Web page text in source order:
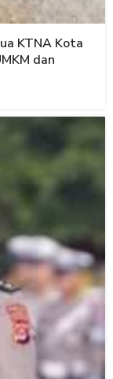
KTNA Kota
dan